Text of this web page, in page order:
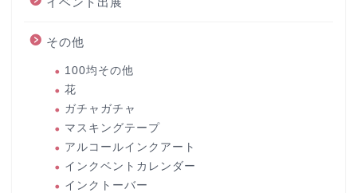
その他
100均その他
花
ガチャガチャ
マスキングテープ
アルコールインクアート
インクベントカレンダー
インクトーバー